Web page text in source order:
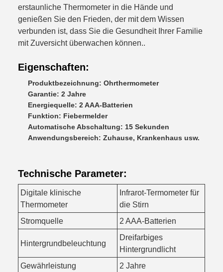
erstaunliche Thermometer in die Hände und
genießen Sie den Frieden, der mit dem Wissen
verbunden ist, dass Sie die Gesundheit Ihrer Familie
mit Zuversicht überwachen können..
Eigenschaften:
Produktbezeichnung: Ohrthermometer
Garantie: 2 Jahre
Energiequelle: 2 AAA-Batterien
Funktion: Fiebermelder
Automatische Abschaltung: 15 Sekunden
Anwendungsbereich: Zuhause, Krankenhaus usw.
Technische Parameter:
Digitale klinische
Thermometer
Infrarot-Termometer für
die Stirn
Stromquelle
2 AAA-Batterien
Hintergrundbeleuchtung
Dreifarbiges
Hintergrundlicht
Gewährleistung
2 Jahre